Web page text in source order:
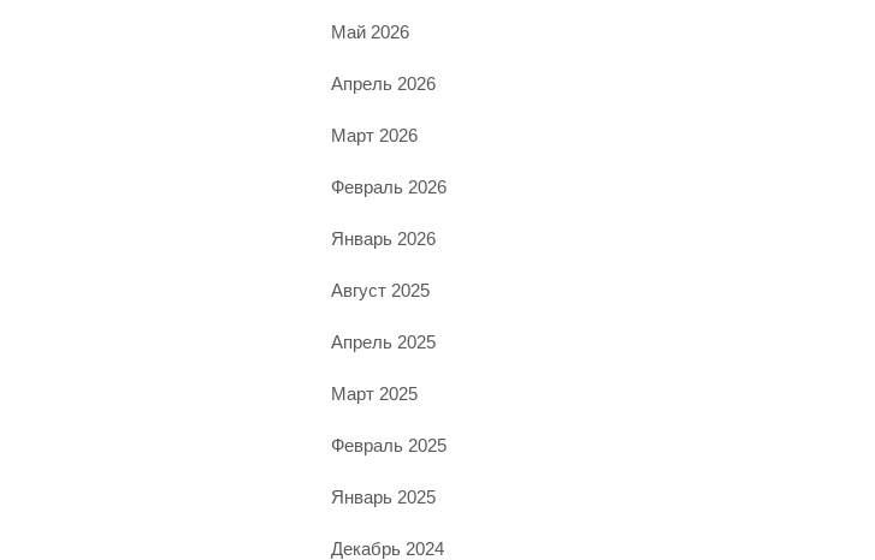
Май 2026
Апрель 2026
Март 2026
Февраль 2026
Январь 2026
Август 2025
Апрель 2025
Март 2025
Февраль 2025
Январь 2025
Декабрь 2024